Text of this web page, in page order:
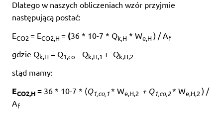
Dlatego w naszych obliczeniach wzór przyjmie
następującą postać:
ECO2 = ECO2,H = (36 * 10-7 * Qk,H * We,H ) / Af
gdzie Qk,H = Q1,co = Qk,H,1 + Qk,H,2
stąd mamy:
ECO2,H = 36 * 10-7 * (Q1,co,1* We,H,2 + Q1,co,2* We,H,2 ) /
Af